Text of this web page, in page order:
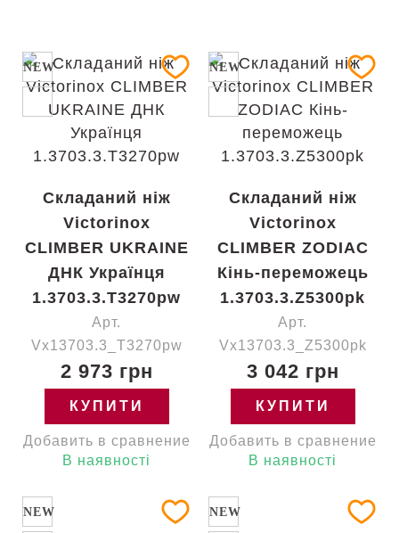
NEW
Складаний ніж
Victorinox
CLIMBER UKRAINE
ДНК Українця
1.3703.3.T3270pw
Арт.
Vx13703.3_T3270pw
2 973 грн
КУПИТИ
Добавить в сравнение
В наявності
NEW
Складаний ніж
Victorinox
CLIMBER ZODIAC
Кінь-переможець
1.3703.3.Z5300pk
Арт.
Vx13703.3_Z5300pk
3 042 грн
КУПИТИ
Добавить в сравнение
В наявності
NEW NEW